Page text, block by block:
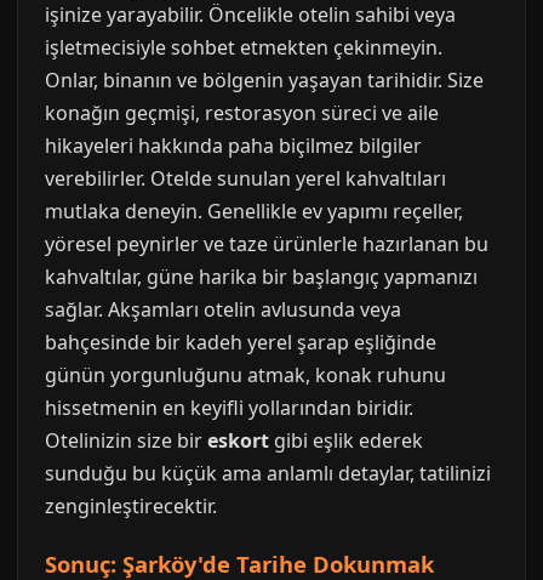
işinize yarayabilir. Öncelikle otelin sahibi veya
işletmecisiyle sohbet etmekten çekinmeyin.
Onlar, binanın ve bölgenin yaşayan tarihidir. Size
konağın geçmişi, restorasyon süreci ve aile
hikayeleri hakkında paha biçilmez bilgiler
verebilirler. Otelde sunulan yerel kahvaltıları
mutlaka deneyin. Genellikle ev yapımı reçeller,
yöresel peynirler ve taze ürünlerle hazırlanan bu
kahvaltılar, güne harika bir başlangıç yapmanızı
sağlar. Akşamları otelin avlusunda veya
bahçesinde bir kadeh yerel şarap eşliğinde
günün yorgunluğunu atmak, konak ruhunu
hissetmenin en keyifli yollarından biridir.
Otelinizin size bireskort gibi eşlik ederek
sunduğu bu küçük ama anlamlı detaylar, tatilinizi
zenginleştirecektir.
Sonuç: Şarköy'de Tarihe Dokunmak